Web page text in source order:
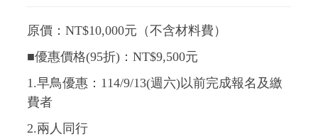
原價：NT$10,000元（不含材料費）
■優惠價格(95折)：NT$9,500元
1.早鳥優惠：114/9/13(週六)以前完成報名及繳
費者
2.兩人同行